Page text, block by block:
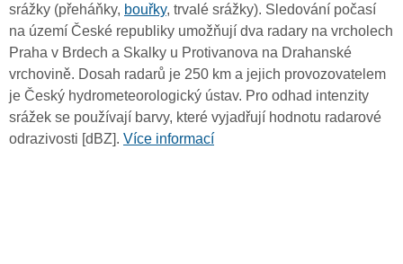
srážky (přeháňky, bouřky, trvalé srážky). Sledování počasí
na území České republiky umožňují dva radary na vrcholech
Praha v Brdech a Skalky u Protivanova na Drahanské
vrchovině. Dosah radarů je 250 km a jejich provozovatelem
je Český hydrometeorologický ústav. Pro odhad intenzity
srážek se používají barvy, které vyjadřují hodnotu radarové
odrazivosti [dBZ]. Více informací